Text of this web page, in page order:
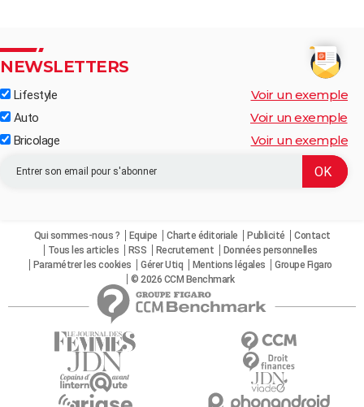
NEWSLETTERS
Lifestyle Voir un exemple
Auto Voir un exemple
Bricolage Voir un exemple
Qui sommes-nous ? Equipe Charte éditoriale Publicité
Contact
Tous les articles
RSS Recrutement
Données personnelles
Paramétrer les cookies
Gérer Utiq Mentions légales
Groupe Figaro
© 2026 CCM Benchmark